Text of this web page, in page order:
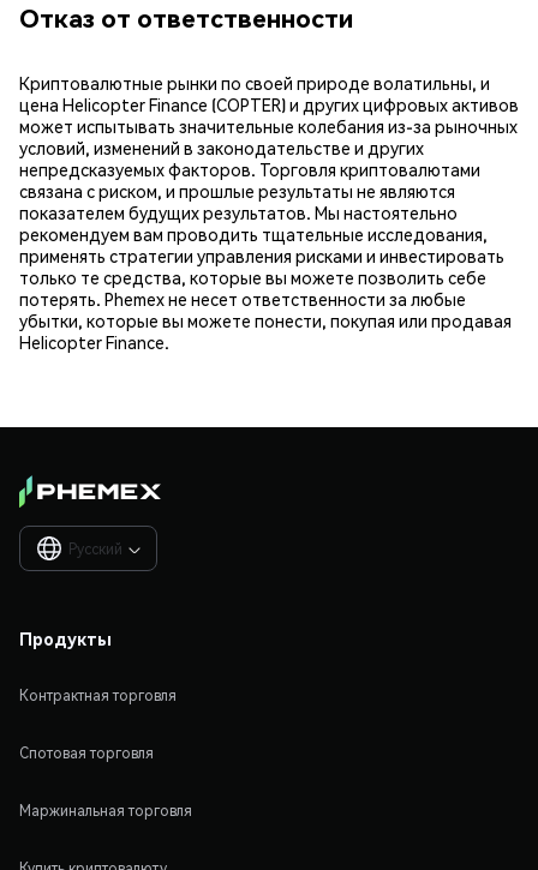
Отказ от ответственности
Криптовалютные рынки по своей природе волатильны, и
цена Helicopter Finance (COPTER) и других цифровых активов
может испытывать значительные колебания из-за рыночных
условий, изменений в законодательстве и других
непредсказуемых факторов. Торговля криптовалютами
связана с риском, и прошлые результаты не являются
показателем будущих результатов. Мы настоятельно
рекомендуем вам проводить тщательные исследования,
применять стратегии управления рисками и инвестировать
только те средства, которые вы можете позволить себе
потерять. Phemex не несет ответственности за любые
убытки, которые вы можете понести, покупая или продавая
Helicopter Finance.
Русский 
Продукты
Контрактная торговля
Спотовая торговля
Маржинальная торговля